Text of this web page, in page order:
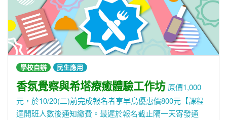
學校自辦 民生應用
香氛覺察與希塔療癒體驗工作坊 原價1,000
元，於10/20(二)前完成報名者享早鳥優惠價800元【課程
達開班人數後通知繳費。最遲於報名截止隔一天寄發通